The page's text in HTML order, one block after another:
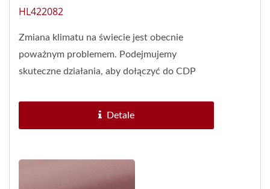
HL422082
Zmiana klimatu na świecie jest obecnie
poważnym problemem. Podejmujemy
skuteczne działania, aby dołączyć do CDP
Detale